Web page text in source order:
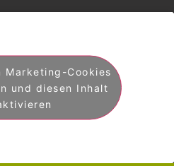
Marketing-Cookies
und diesen Inhalt